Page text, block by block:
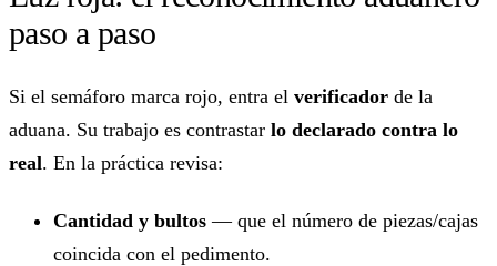
paso a paso
Si el semáforo marca rojo, entra el verificador de la
aduana. Su trabajo es contrastar lo declarado contra lo
real. En la práctica revisa:
Cantidad y bultos — que el número de piezas/cajas
coincida con el pedimento.